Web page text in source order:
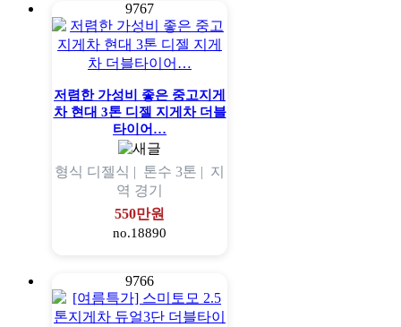
9767
저렴한 가성비 좋은 중고지게
차 현대 3톤 디젤 지게차 더블
타이어…
형식 디젤식 | 톤수 3톤 | 지
역 경기
550만원
no.18890
9766